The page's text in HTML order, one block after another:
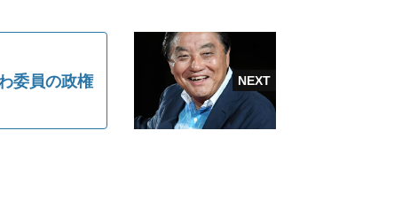
委員の政権